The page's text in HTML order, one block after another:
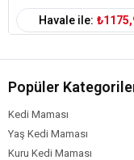
Hayvansal yağlar
Bitkisel protein
Bitkisel lifler
Mısır
Hidrolize
Buğday
Mayalar ve ilgili
Mısır unu
Havale ile:
Popüler
Kedi Maması
Yaş Kedi Maması
Kuru Kedi Maması